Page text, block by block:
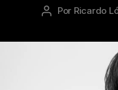
Autor
Por Ricardo